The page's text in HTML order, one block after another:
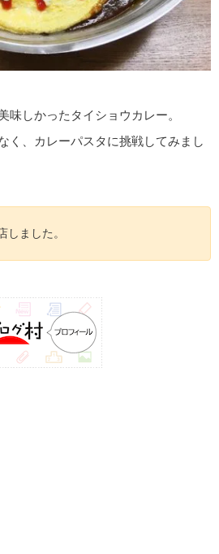
味しかったタイショウカレー。
く、カレーパスタに挑戦してみまし
しました。